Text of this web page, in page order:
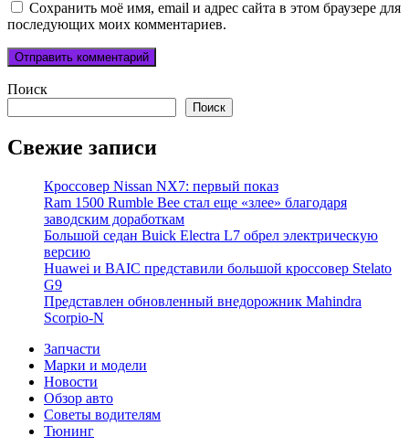
Сохранить моё имя, email и адрес сайта в этом браузере для
последующих моих комментариев.
Поиск
Поиск
Свежие записи
Кроссовер Nissan NX7: первый показ
Ram 1500 Rumble Bee стал еще «злее» благодаря
заводским доработкам
Большой седан Buick Electra L7 обрел электрическую
версию
Huawei и BAIC представили большой кроссовер Stelato
G9
Представлен обновленный внедорожник Mahindra
Scorpio-N
Запчасти
Марки и модели
Новости
Обзор авто
Советы водителям
Тюнинг